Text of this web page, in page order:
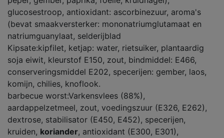
glucosestroop, antioxidant: ascorbinezuur, aroma's
(bevat smaakversterker: mononatriumglutamaat en
natriumguanylaat, selderijblad
Kipsate:kipfilet, ketjap: water, rietsuiker, plantaardig
soja eiwit, kleurstof E150, zout, bindmiddel: E466,
conserveringsmiddel E202, specerijen: gember, laos,
komijn, chilies, knoflook.
barbecue worst:Varkensvlees (88%),
aardappelzetmeel, zout, voedingszuur (E326, E262),
dextrose, stabilisator (E450, E452), specerijen,
kruiden, koriander, antioxidant (E300, E301),